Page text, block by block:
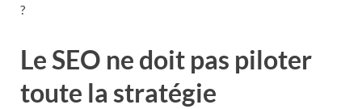
?
Le SEO ne doit pas piloter
toute la stratégie